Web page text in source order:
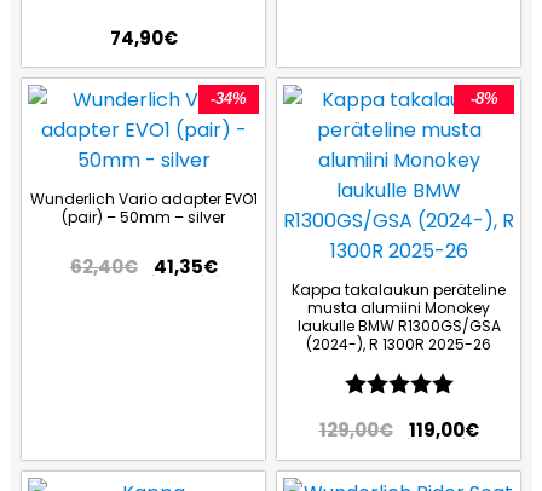
74,90€
-34%
Wunderlich Vario adapter EVO1
(pair) – 50mm – silver
62,40€ 41,35€
-8%
Kappa takalaukun peräteline
musta alumiini Monokey
laukulle BMW R1300GS/GSA
(2024-), R 1300R 2025-26
Arvio: 5.0 5:sta
129,00€ 119,00€